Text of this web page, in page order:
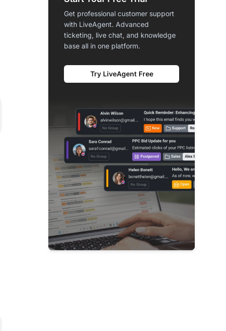
Get professional customer support
with LiveAgent. Advanced
ticketing, live chat, and knowledge
base all in one platform.
Try LiveAgent Free